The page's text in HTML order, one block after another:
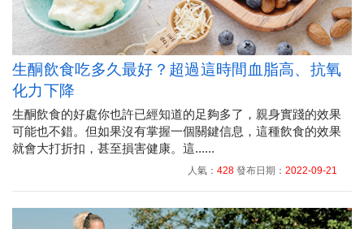
生酮飲食吃多久最好？超過這時間血脂高、抗氧
化力下降
生酮飲食的好處你也許已經知道的足夠多了，親身實踐的效果
可能也不錯。但如果沒有掌握一個關鍵信息，這種飲食的效果
就會大打折扣，甚至損害健康。這......
人氣： 428 發布日期： 2022-09-21